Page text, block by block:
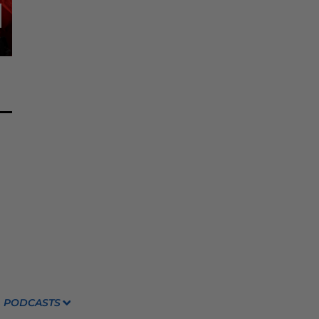
PODCASTS